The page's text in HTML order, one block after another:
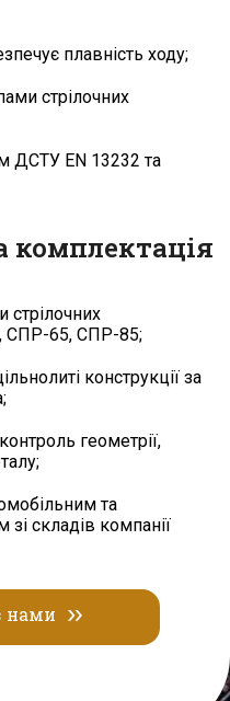
плавність ходу;
стрілочних
ДСТУ EN 13232 та
комплектація
стрілочних
СПР-65, СПР-85;
конструкції за
геометрії,
та
зі складів компанії
нами